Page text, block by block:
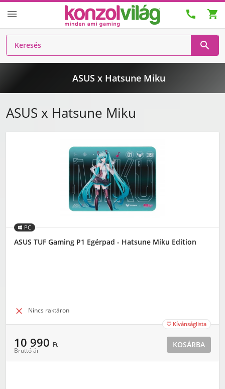
  

ASUS x Hatsune Miku
ASUS x Hatsune Miku
PC
ASUS TUF Gaming P1 Egérpad - Hatsune Miku Edition
 Nincs raktáron
 Kívánságlista
10 990 Ft
Bruttó ár
KOSÁRBA